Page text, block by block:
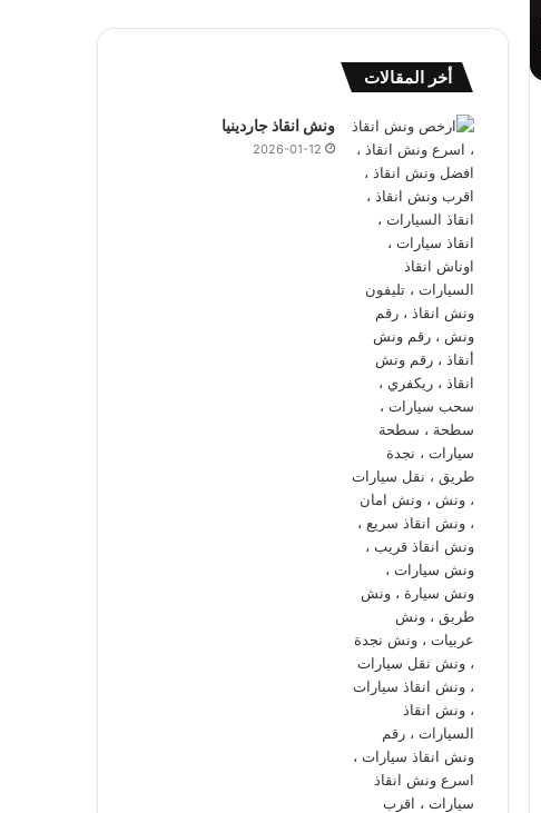
أخر المقالات
ونش انقاذ جاردينيا
2026-01-12